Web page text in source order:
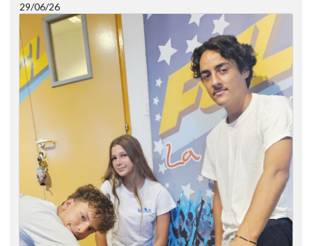
29/06/26